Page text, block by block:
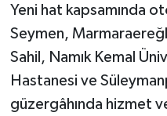
Yeni hat kapsamında
Seymen,
Sahil, Namık Kemal
Hastanesi ve
güzergâhında hizmet